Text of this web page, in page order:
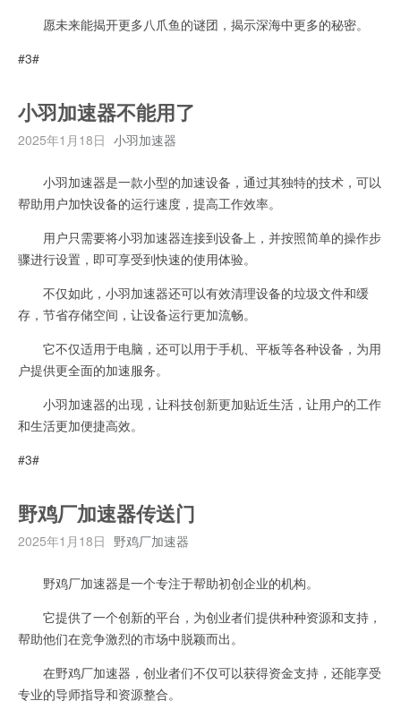
愿未来能揭开更多八爪鱼的谜团，揭示深海中更多的秘密。
#3#
小羽加速器不能用了
2025年1月18日 小羽加速器
小羽加速器是一款小型的加速设备，通过其独特的技术，可以
帮助用户加快设备的运行速度，提高工作效率。
用户只需要将小羽加速器连接到设备上，并按照简单的操作步
骤进行设置，即可享受到快速的使用体验。
不仅如此，小羽加速器还可以有效清理设备的垃圾文件和缓
存，节省存储空间，让设备运行更加流畅。
它不仅适用于电脑，还可以用于手机、平板等各种设备，为用
户提供更全面的加速服务。
小羽加速器的出现，让科技创新更加贴近生活，让用户的工作
和生活更加便捷高效。
#3#
野鸡厂加速器传送门
2025年1月18日 野鸡厂加速器
野鸡厂加速器是一个专注于帮助初创企业的机构。
它提供了一个创新的平台，为创业者们提供种种资源和支持，
帮助他们在竞争激烈的市场中脱颖而出。
在野鸡厂加速器，创业者们不仅可以获得资金支持，还能享受
专业的导师指导和资源整合。